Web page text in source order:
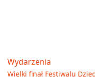
Wydarzenia
Wielki finał Festiwalu